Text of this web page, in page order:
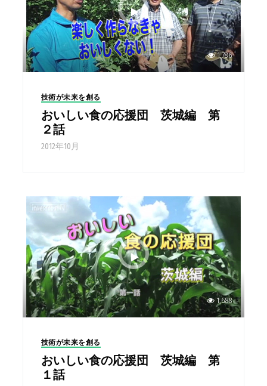
1,786
技術が未来を創る
おいしい食の応援団 茨城編 第
２話
2012年10月
1,688
技術が未来を創る
おいしい食の応援団 茨城編 第
１話